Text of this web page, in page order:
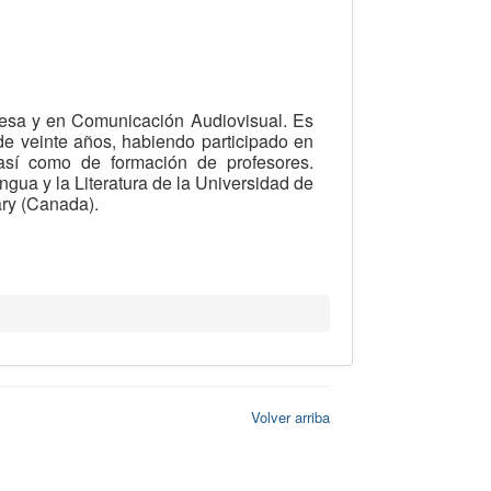
y en Comunicación Audiovisual. Es
veinte años, habiendo participado en
como de formación de profesores.
y la Literatura de la Universidad de
(Canada).
Volver arriba